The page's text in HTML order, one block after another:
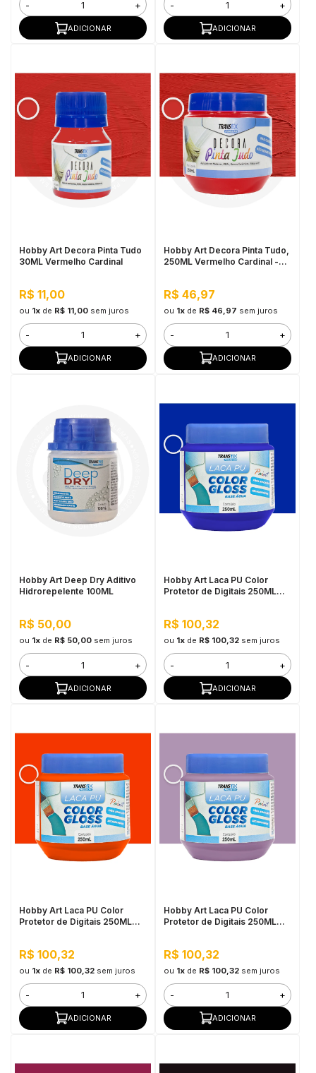
- +
ADICIONAR
- +
ADICIONAR
Hobby Art Decora Pinta Tudo
30ML Vermelho Cardinal
R$ 11,00
ou 1xde R$ 11,00 sem juros
- +
ADICIONAR
Hobby Art Decora Pinta Tudo,
250ML Vermelho Cardinal -
R$ 46,97
ou 1xde R$ 46,97 sem juros
- +
ADICIONAR
Hobby Art Deep Dry Aditivo
Hidrorepelente 100ML
R$ 50,00
ou 1xde R$ 50,00 sem juros
- +
ADICIONAR
Hobby Art Laca PU Color
Protetor de Digitais 250ML
R$ 100,32
ou 1xde R$ 100,32 sem juros
- +
ADICIONAR
Hobby Art Laca PU Color
Protetor de Digitais 250ML
R$ 100,32
ou 1xde R$ 100,32 sem juros
- +
ADICIONAR
Hobby Art Laca PU Color
Protetor de Digitais 250ML
R$ 100,32
ou 1xde R$ 100,32 sem juros
- +
ADICIONAR